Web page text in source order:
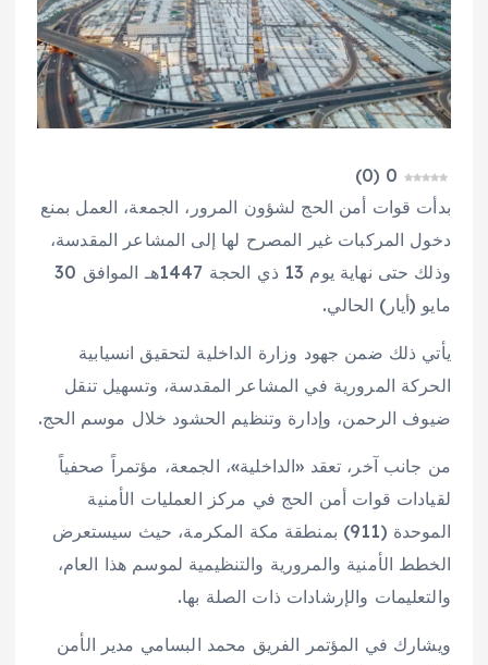
0
(
0
)
بدأت قوات أمن الحج لشؤون المرور، الجمعة، العمل بمنع
دخول المركبات غير المصرح لها إلى المشاعر المقدسة،
وذلك حتى نهاية يوم 13 ذي الحجة 1447هـ الموافق 30
مايو (أيار) الحالي.
يأتي ذلك ضمن جهود وزارة الداخلية لتحقيق انسيابية
الحركة المرورية في المشاعر المقدسة، وتسهيل تنقل
ضيوف الرحمن، وإدارة وتنظيم الحشود خلال موسم الحج.
من جانب آخر، تعقد «الداخلية»، الجمعة، مؤتمراً صحفياً
لقيادات قوات أمن الحج في مركز العمليات الأمنية
الموحدة (911) بمنطقة مكة المكرمة، حيث سيستعرض
الخطط الأمنية والمرورية والتنظيمية لموسم هذا العام،
والتعليمات والإرشادات ذات الصلة بها.
ويشارك في المؤتمر الفريق محمد البسامي مدير الأمن